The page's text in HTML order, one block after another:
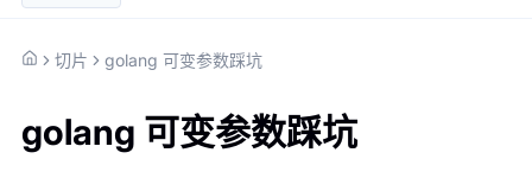
切片 golang 可变参数踩坑
golang 可变参数踩坑